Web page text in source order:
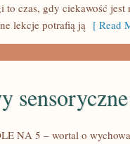
to czas, gdy ciekawość jest
lekcje potrafią ją [ Read
sensoryczne
NA 5 – wortal o